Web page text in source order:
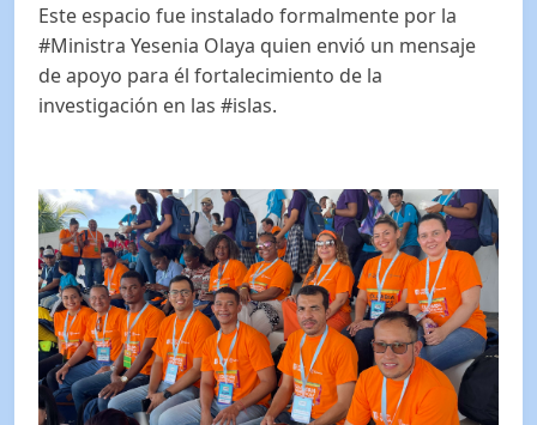
Este espacio fue instalado formalmente por la
#Ministra Yesenia Olaya quien envió un mensaje
de apoyo para él fortalecimiento de la
investigación en las #islas.